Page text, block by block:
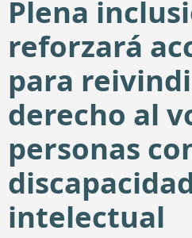
Plena
reforzará
para
derecho al
personas
intelectual